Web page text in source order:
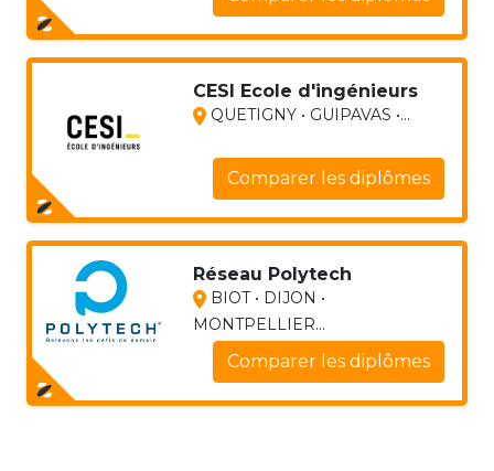
CESI Ecole d'ingénieurs
QUETIGNY • GUIPAVAS •...
Comparer les diplômes
Réseau Polytech
BIOT • DIJON •
MONTPELLIER...
Comparer les diplômes